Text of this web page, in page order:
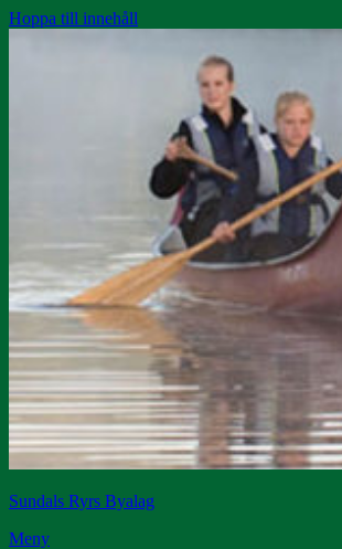
Hoppa till innehåll
Sundals Ryrs Byalag
Meny